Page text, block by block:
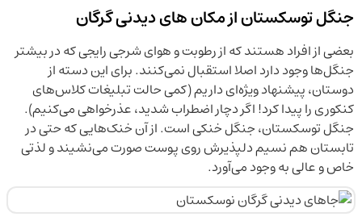
جنگل توسکستان از مکان های دیدنی گرگان
بعضی از افراد هستند که از رطوبت و هوای شرجی رایجی که در بیشتر
جنگل‌ها وجود دارد اصلا استقبال نمی‌کنند. برای این دسته از
دوستان، پیشنهاد ویژه‌ای داریم (کمی حالت تبلیغات کلاس‌های
کنکوری را پیدا کرد! اگر دچار اضطراب شدید، عذرخواهی می‌کنیم).
جنگل توسکستان، جنگل خنکی است. از آن خنک‌هایی که حتی در
تابستان هم نسیم دلپذیرش روی پوست صورت می‌نشیند و لذتی
خاص و عالی به وجود می‌آورد.